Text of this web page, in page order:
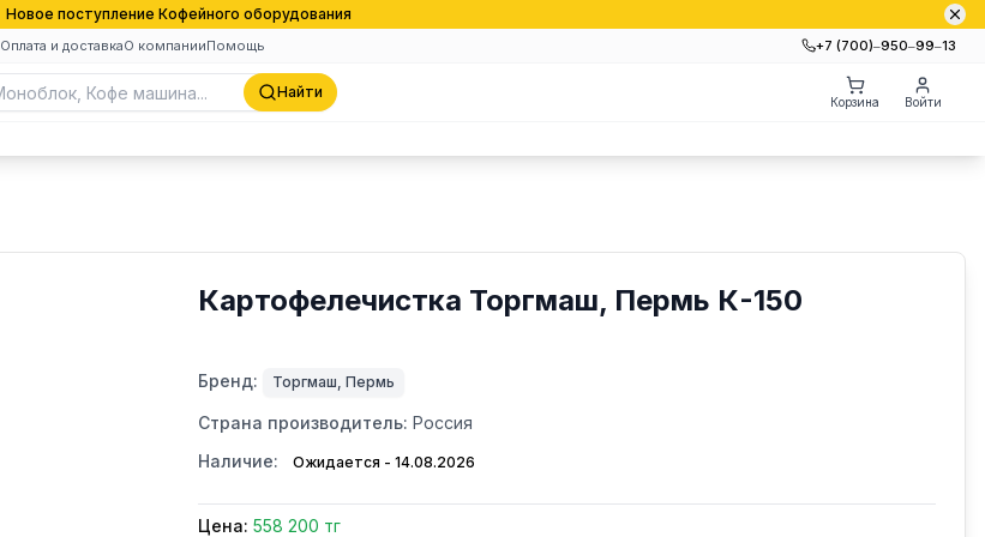
Новое поступление Кофейного оборудования
Оплата и доставкаО компанииПомощь +7 (700)‒950‒99‒13
Найти
Корзина Войти
Картофелечистка Торгмаш, Пермь К-150
Бренд: Торгмаш, Пермь
Страна производитель: Россия
Наличие:
Ожидается - 14.08.2026
Цена: 558 200 тг